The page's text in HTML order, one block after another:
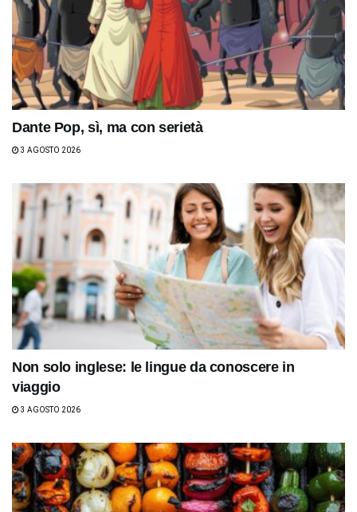
Dante Pop, sì, ma con serietà
3 AGOSTO 2026
Non solo inglese: le lingue da conoscere in
viaggio
3 AGOSTO 2026